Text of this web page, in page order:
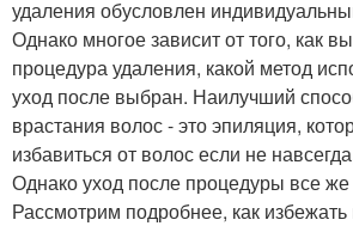
удаления обусловлен
Однако многое зависит от того, как
процедура удаления, какой метод
уход после выбран. Наилучший
врастания волос - это эпиляция,
избавиться от волос если не
Однако уход после процедуры все же
Рассмотрим подробнее, как